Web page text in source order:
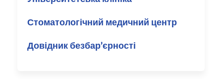
Стоматологічний медичний центр
Довідник безбар’єрності